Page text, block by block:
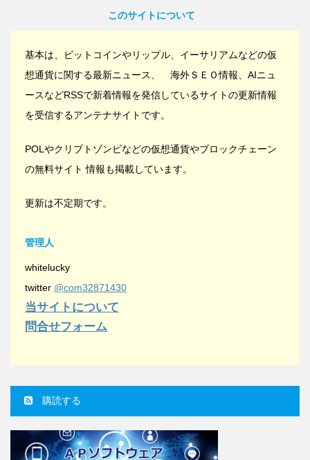
このサイトについて
基本は、ビットコインやリップル、イーサリアムなどの仮
想通貨に関する最新ニュース、 海外ＳＥＯ情報、AIニュ
ースなどRSSで新着情報を発信しているサイトの更新情報
を受信するアンテナサイトです。
POLやクリプトゾンビなどの仮想通貨やブロックチェーン
の無料サイト 情報も掲載しています。
更新は不定期です。
管理人
whitelucky
twitter @com32871430
当サイトについて
問合せフォーム
購読する